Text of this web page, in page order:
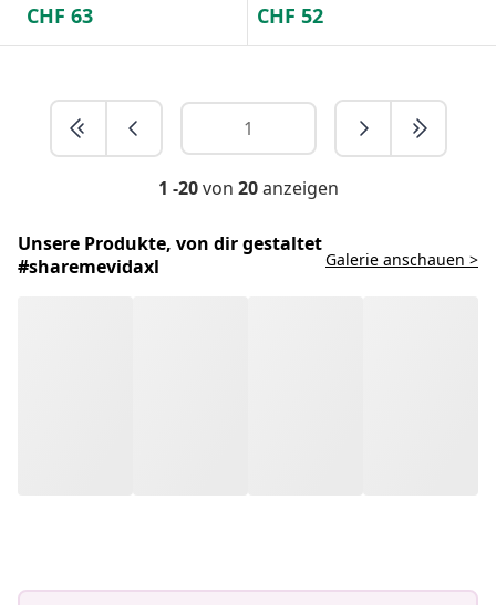
CHF 63 CHF 52
1 -20von 20anzeigen
Unsere Produkte, von dir gestaltet
#sharemevidaxl
Galerie anschauen >